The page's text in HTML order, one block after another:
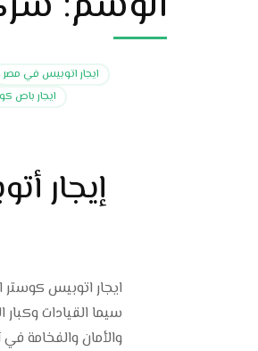
ايجار اتوبيس في مصر
ايجار باص كوستر
ايجار اتوبيس
والأمان والفخامة